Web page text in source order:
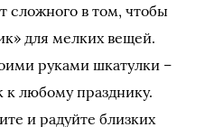
сложного в том, чтобы
для мелких вещей.
руками шкатулки –
к любому празднику.
и радуйте близких